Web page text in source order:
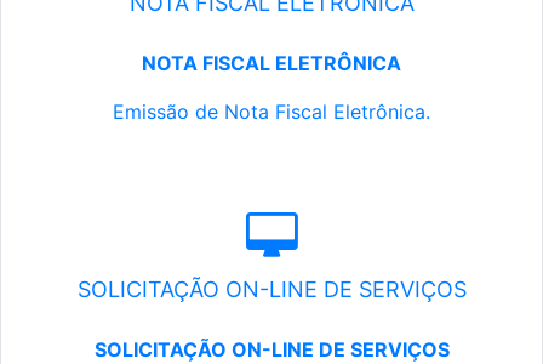
NOTA FISCAL ELETRÔNICA
Emissão de Nota Fiscal Eletrônica.
SOLICITAÇÃO ON-LINE DE SERVIÇOS
SOLICITAÇÃO ON-LINE DE SERVIÇOS